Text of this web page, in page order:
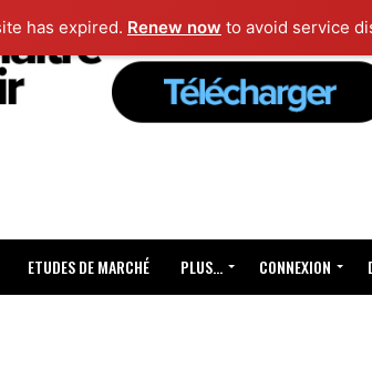
has expired. Renew now to avoid service
ETUDES DE MARCHÉ PLUS… CONNEXION